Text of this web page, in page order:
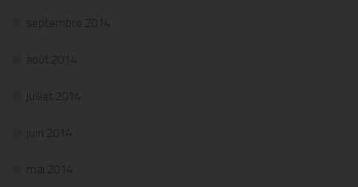
septembre 2014
août 2014
juillet 2014
juin 2014
mai 2014